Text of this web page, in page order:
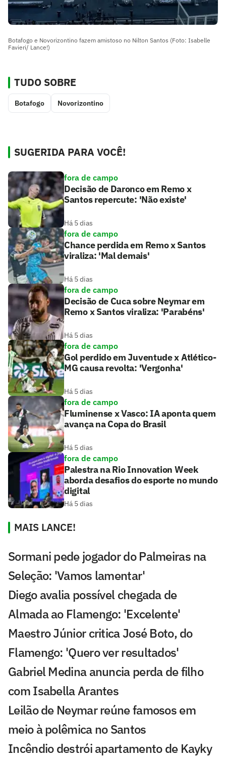
Botafogo e Novorizontino fazem amistoso no Nilton Santos (Foto: Isabelle
Favieri/ Lance!)
TUDO SOBRE
Botafogo Novorizontino
SUGERIDA PARA VOCÊ!
fora de campo
Decisão de Daronco em Remo x
Santos repercute: 'Não existe'
Há 5 dias
fora de campo
Chance perdida em Remo x Santos
viraliza: 'Mal demais'
Há 5 dias
fora de campo
Decisão de Cuca sobre Neymar em
Remo x Santos viraliza: 'Parabéns'
Há 5 dias
fora de campo
Gol perdido em Juventude x Atlético-
MG causa revolta: 'Vergonha'
Há 5 dias
fora de campo
Fluminense x Vasco: IA aponta quem
avança na Copa do Brasil
Há 5 dias
fora de campo
Palestra na Rio Innovation Week
aborda desafios do esporte no mundo
digital
Há 5 dias
MAIS LANCE!
Sormani pede jogador do Palmeiras na
Seleção: 'Vamos lamentar'
Diego avalia possível chegada de
Almada ao Flamengo: 'Excelente'
Maestro Júnior critica José Boto, do
Flamengo: 'Quero ver resultados'
Gabriel Medina anuncia perda de filho
com Isabella Arantes
Leilão de Neymar reúne famosos em
meio à polêmica no Santos
Incêndio destrói apartamento de Kayky